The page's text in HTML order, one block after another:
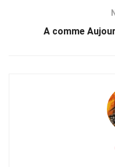
A comme